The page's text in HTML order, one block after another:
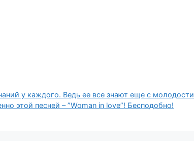
у каждого. Ведь ее все знают еще с молодости
этой песней – ”Woman in love”! Бесподобно!